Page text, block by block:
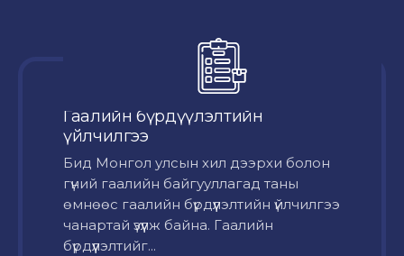
Гаалийн бүрдүүлэлтийн
үйлчилгээ
Бид Монгол улсын хил дээрхи болон
гүний гаалийн байгууллагад таны
өмнөөс гаалийн бүрдүүлэлтийн үйлчилгээ
чанартай үзүүлж байна. Гаалийн
бүрдүүлэлтийг...